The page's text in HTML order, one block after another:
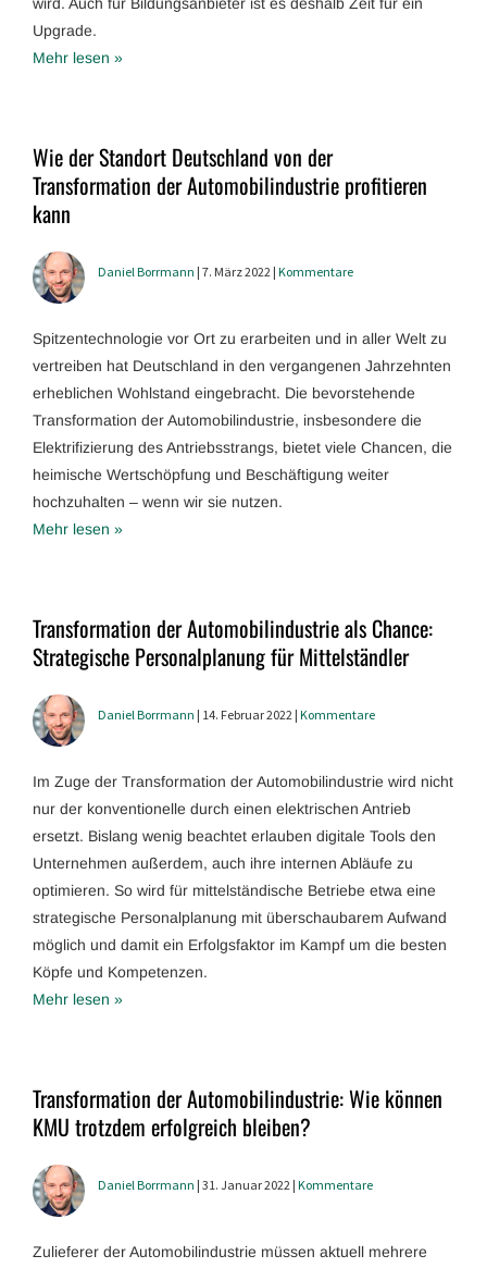
wird. Auch für Bildungsanbieter ist es deshalb Zeit für ein
Upgrade.
Mehr lesen »
Wie der Standort Deutschland von der
Transformation der Automobilindustrie profitieren
kann
Daniel Borrmann | 7. März 2022 | Kommentare
Spitzentechnologie vor Ort zu erarbeiten und in aller Welt zu
vertreiben hat Deutschland in den vergangenen Jahrzehnten
erheblichen Wohlstand eingebracht. Die bevorstehende
Transformation der Automobilindustrie, insbesondere die
Elektrifizierung des Antriebsstrangs, bietet viele Chancen, die
heimische Wertschöpfung und Beschäftigung weiter
hochzuhalten – wenn wir sie nutzen.
Mehr lesen »
Transformation der Automobilindustrie als Chance:
Strategische Personalplanung für Mittelständler
Daniel Borrmann | 14. Februar 2022 | Kommentare
Im Zuge der Transformation der Automobilindustrie wird nicht
nur der konventionelle durch einen elektrischen Antrieb
ersetzt. Bislang wenig beachtet erlauben digitale Tools den
Unternehmen außerdem, auch ihre internen Abläufe zu
optimieren. So wird für mittelständische Betriebe etwa eine
strategische Personalplanung mit überschaubarem Aufwand
möglich und damit ein Erfolgsfaktor im Kampf um die besten
Köpfe und Kompetenzen.
Mehr lesen »
Transformation der Automobilindustrie: Wie können
KMU trotzdem erfolgreich bleiben?
Daniel Borrmann | 31. Januar 2022 | Kommentare
Zulieferer der Automobilindustrie müssen aktuell mehrere